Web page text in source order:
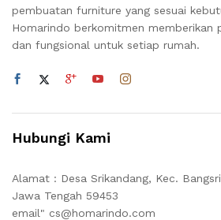
pembuatan furniture yang sesuai
Homarindo berkomitmen memberikan
dan fungsional untuk setiap rumah.
Hubungi Kami
Alamat : Desa Srikandang, Kec.
Jawa Tengah 59453
email" cs@homarindo.com